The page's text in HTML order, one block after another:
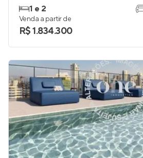
1 e 2
Venda a partir de
R$ 1.834.300